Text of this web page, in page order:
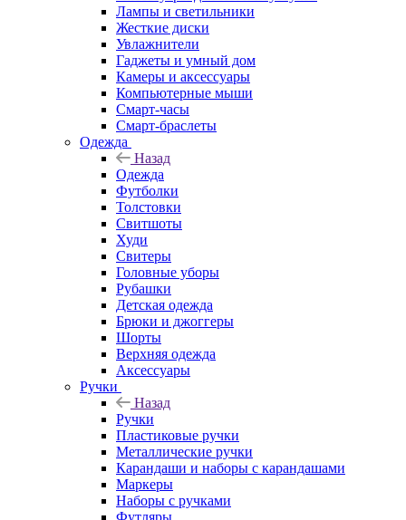
Лампы и светильники
Жесткие диски
Увлажнители
Гаджеты и умный дом
Камеры и аксессуары
Компьютерные мыши
Смарт-часы
Смарт-браслеты
Одежда
Назад
Одежда
Футболки
Толстовки
Свитшоты
Худи
Свитеры
Головные уборы
Рубашки
Детская одежда
Брюки и джоггеры
Шорты
Верхняя одежда
Аксессуары
Ручки
Назад
Ручки
Пластиковые ручки
Металлические ручки
Карандаши и наборы с карандашами
Маркеры
Наборы с ручками
Футляры